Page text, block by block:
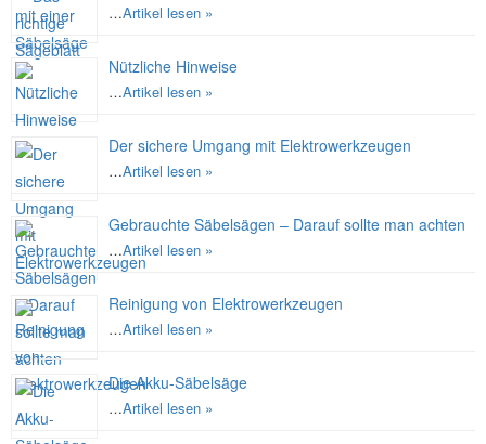
…Artikel lesen »
Nützliche Hinweise
…Artikel lesen »
Der sichere Umgang mit Elektrowerkzeugen
…Artikel lesen »
Gebrauchte Säbelsägen – Darauf sollte man achten
…Artikel lesen »
Reinigung von Elektrowerkzeugen
…Artikel lesen »
Die Akku-Säbelsäge
…Artikel lesen »